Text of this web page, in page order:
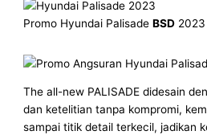
Promo Hyundai PalisadeBSD 2023
The all-new PALISADE didesain
dan ketelitian tanpa kompromi,
sampai titik detail terkecil, jadikan